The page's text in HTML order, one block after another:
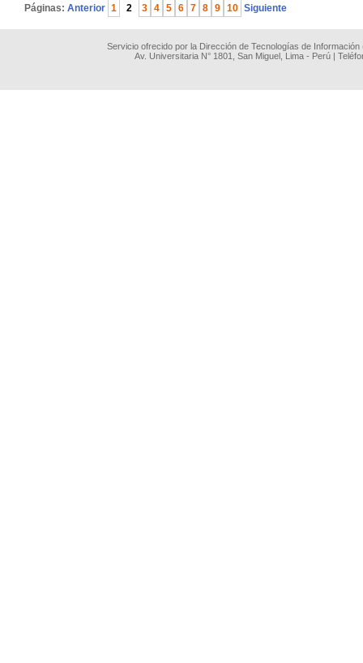
Páginas: Anterior 1 2 3 4 5 6 7 8 9 10 Siguiente
Servicio ofrecido por la Dirección de Tecnologías de
Av. Universitaria N° 1801, San Miguel, Lima - Perú |